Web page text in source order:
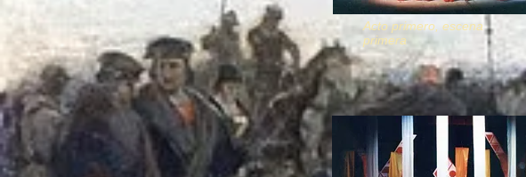
Acto primero, escena
primera